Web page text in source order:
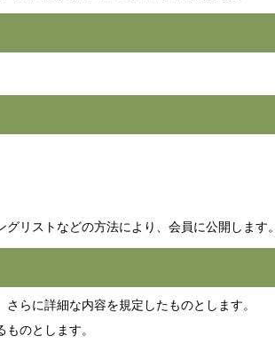
リストなどの方法により、会員に公開します。
らに詳細な内容を規定したものとします。
のとします。